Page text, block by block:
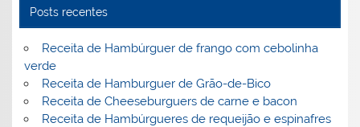
Posts recentes
Receita de Hambúrguer de frango com cebolinha
verde
Receita de Hamburguer de Grão-de-Bico
Receita de Cheeseburguers de carne e bacon
Receita de Hambúrgueres de requeijão e espinafres